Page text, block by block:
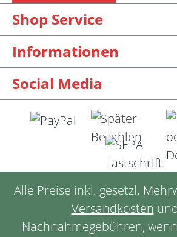
Shop Service
Informationen
Social Media
Alle Preise inkl. gesetzl.
Versandkosten
Nachnahmegebühren,